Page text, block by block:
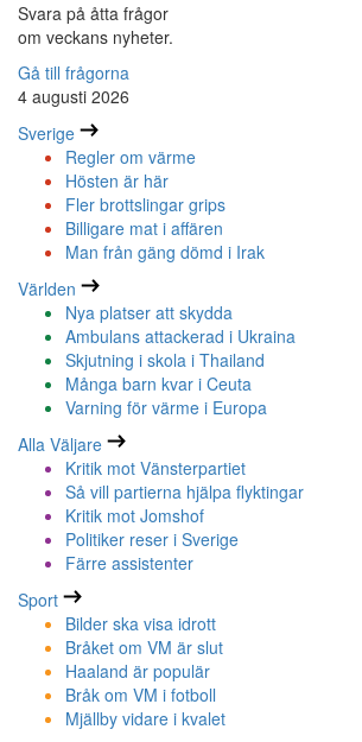
Svara på åtta frågor
om veckans nyheter.
Gå till frågorna
4 augusti 2026
Sverige
Regler om värme
Hösten är här
Fler brottslingar grips
Billigare mat i affären
Man från gäng dömd i Irak
Världen
Nya platser att skydda
Ambulans attackerad i Ukraina
Skjutning i skola i Thailand
Många barn kvar i Ceuta
Varning för värme i Europa
Alla Väljare
Kritik mot Vänsterpartiet
Så vill partierna hjälpa flyktingar
Kritik mot Jomshof
Politiker reser i Sverige
Färre assistenter
Sport
Bilder ska visa idrott
Bråket om VM är slut
Haaland är populär
Bråk om VM i fotboll
Mjällby vidare i kvalet